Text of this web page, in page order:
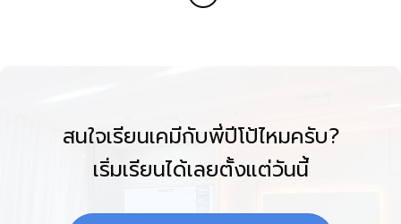
สนใจเรียนเคมีกับพี่ปีโป้ไหมครับ?
เริ่มเรียนได้เลยตั้งแต่วันนี้